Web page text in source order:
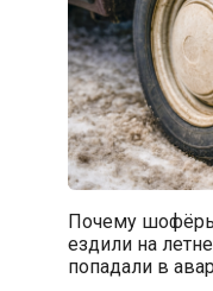
Почему
ездили на
попадали в